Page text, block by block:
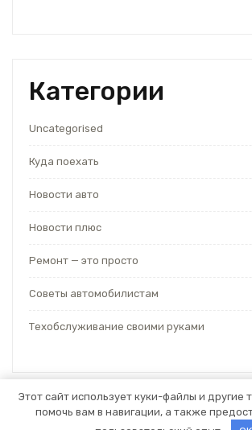
Категории
Uncategorised
Куда поехать
Новости авто
Новости плюс
Ремонт — это просто
Советы автомобилистам
Техобслуживание своими руками
Этот сайт использует куки-файлы и другие
помочь вам в навигации, а также